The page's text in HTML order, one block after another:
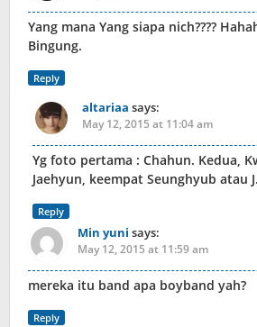
Yang mana Yang siapa nich????
Bingung.
Reply
altariaa says:
May 12, 2015 at 11:04 am
Yg foto pertama : Chahun. Kedua,
Jaehyun, keempat Seunghyub atau
Reply
Min yuni says:
May 12, 2015 at 11:59 am
mereka itu band apa boyband yah?
Reply